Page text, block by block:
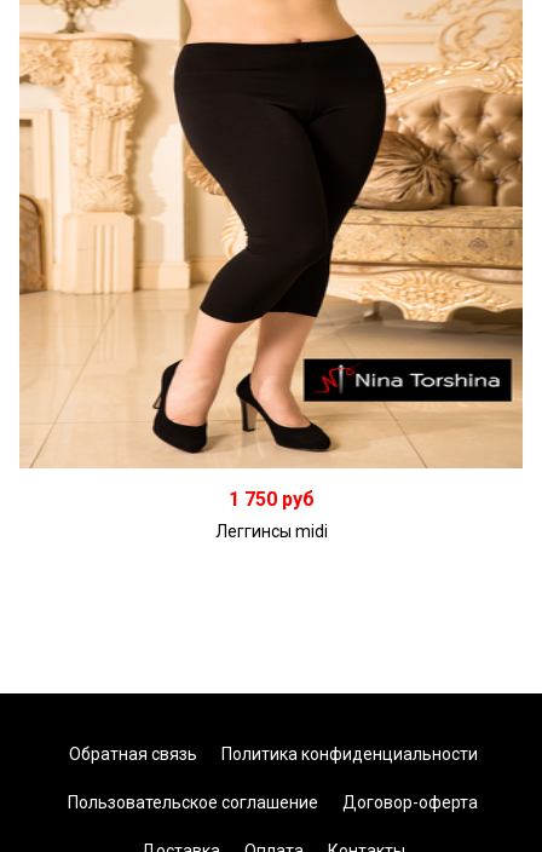
Подробнее
1 750 руб
Леггинсы midi
Обратная связь Политика конфиденциальности
Пользовательское соглашение Договор-оферта